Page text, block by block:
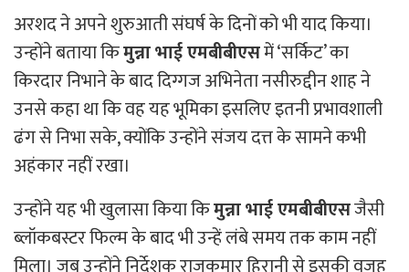
अरशद ने अपने शुरुआती संघर्ष के दिनों को भी याद किया।
उन्होंने बताया किमुन्ना भाई एमबीबीएसमें ‘सर्किट’ का
किरदार निभाने के बाद दिग्गज अभिनेता नसीरुद्दीन शाह ने
उनसे कहा था कि वह यह भूमिका इसलिए इतनी प्रभावशाली
ढंग से निभा सके, क्योंकि उन्होंने संजय दत्त के सामने कभी
अहंकार नहीं रखा।
उन्होंने यह भी खुलासा किया किमुन्ना भाई एमबीबीएसजैसी
ब्लॉकबस्टर फिल्म के बाद भी उन्हें लंबे समय तक काम नहीं